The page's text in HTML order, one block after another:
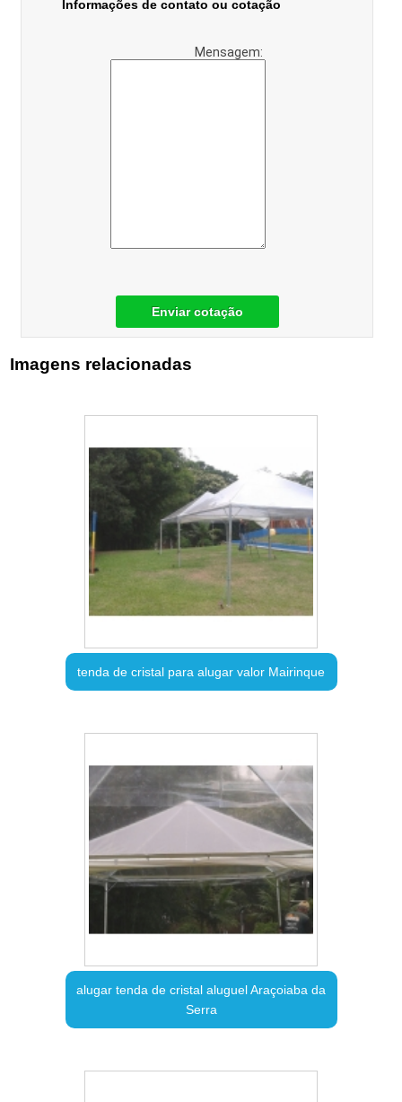
Informações de contato ou cotação
Mensagem:
Enviar cotação
Imagens relacionadas
tenda de cristal para alugar valor Mairinque
alugar tenda de cristal aluguel Araçoiaba da
Serra